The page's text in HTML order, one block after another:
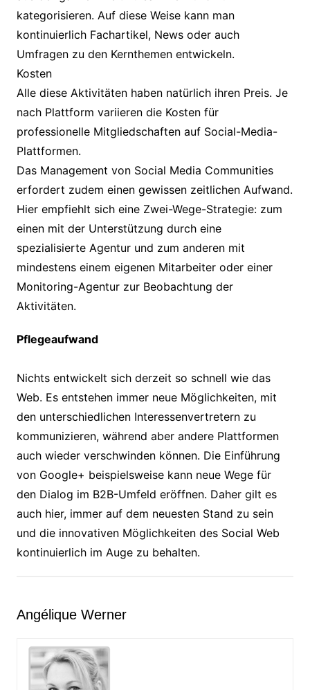
kategorisieren. Auf diese Weise kann man
kontinuierlich Fachartikel, News oder auch
Umfragen zu den Kernthemen entwickeln.
Kosten
Alle diese Aktivitäten haben natürlich ihren Preis. Je
nach Plattform variieren die Kosten für
professionelle Mitgliedschaften auf Social-Media-
Plattformen.
Das Management von Social Media Communities
erfordert zudem einen gewissen zeitlichen Aufwand.
Hier empfiehlt sich eine Zwei-Wege-Strategie: zum
einen mit der Unterstützung durch eine
spezialisierte Agentur und zum anderen mit
mindestens einem eigenen Mitarbeiter oder einer
Monitoring-Agentur zur Beobachtung der
Aktivitäten.
Pflegeaufwand
Nichts entwickelt sich derzeit so schnell wie das
Web. Es entstehen immer neue Möglichkeiten, mit
den unterschiedlichen Interessenvertretern zu
kommunizieren, während aber andere Plattformen
auch wieder verschwinden können. Die Einführung
von Google+ beispielsweise kann neue Wege für
den Dialog im B2B-Umfeld eröffnen. Daher gilt es
auch hier, immer auf dem neuesten Stand zu sein
und die innovativen Möglichkeiten des Social Web
kontinuierlich im Auge zu behalten.
Angélique Werner